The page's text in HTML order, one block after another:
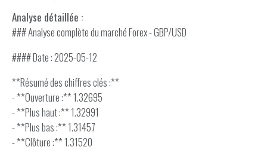
Analyse détaillée :
### Analyse complète du marché Forex - GBP/USD
#### Date : 2025-05-12
**Résumé des chiffres clés :**
- **Ouverture :** 1.32695
- **Plus haut :** 1.32991
- **Plus bas :** 1.31457
- **Clôture :** 1.31520